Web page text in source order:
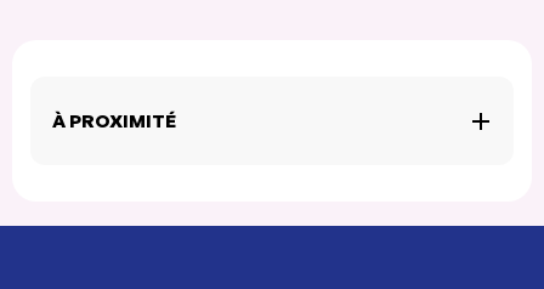
À PROXIMITÉ